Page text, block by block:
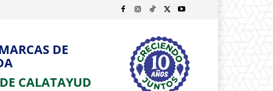
DE
CALATAYUD